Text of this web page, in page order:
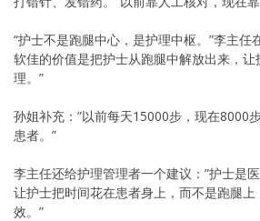
“护士不是跑腿中心，是护理中枢。”李主任
软佳的价值是把护士从跑腿中解放出来，
理。”
孙姐补充：”以前每天15000步，现在8000
患者。”
李主任还给护理管理者一个建议：”护士是
让护士把时间花在患者身上，而不是跑腿
效。”